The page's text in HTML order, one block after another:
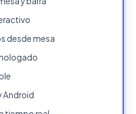
desde mesa
Android